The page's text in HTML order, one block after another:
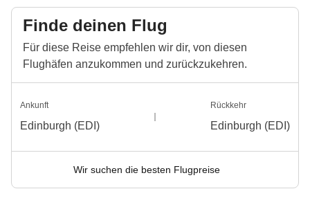
Finde deinen Flug
Für diese Reise empfehlen wir dir, von diesen
Flughäfen anzukommen und zurückzukehren.
Ankunft
Edinburgh (EDI)
Rückkehr
Edinburgh (EDI)
Wir suchen die besten Flugpreise